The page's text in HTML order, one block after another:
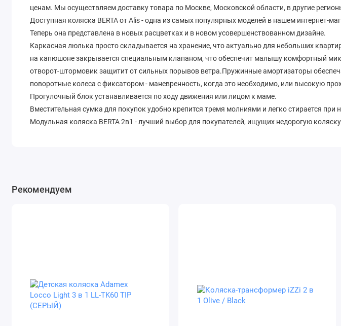
ценам. Мы осуществляем доставку товара по Москве, Московской области, в другие
Доступная коляска BERTA от Alis - одна из самых популярных моделей в нашем интернет-
Теперь она представлена в новых расцветках и в новом усовершенствованном дизайне.
Каркасная люлька просто складывается на хранение, что актуально для небольших
на капюшоне закрывается специальным клапаном, что обеспечит малышу комфортный
отворот-штормовик защитит от сильных порывов ветра.Пружинные амортизаторы
поворотные колеса с фиксатором - маневренность, когда это необходимо, или высокую
Прогулочный блок устанавливается по ходу движения или лицом к маме.
Вместительная сумка для покупок удобно крепится тремя молниями и легко стирается при
Модульная коляска BERTA 2в1 - лучший выбор для покупателей, ищущих недорогую
Рекомендуем